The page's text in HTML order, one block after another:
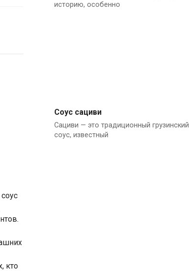
кто
историю, особенно
Грецкие орехи
Соус сациви
Сациви — это традиционный грузинский
соус, известный